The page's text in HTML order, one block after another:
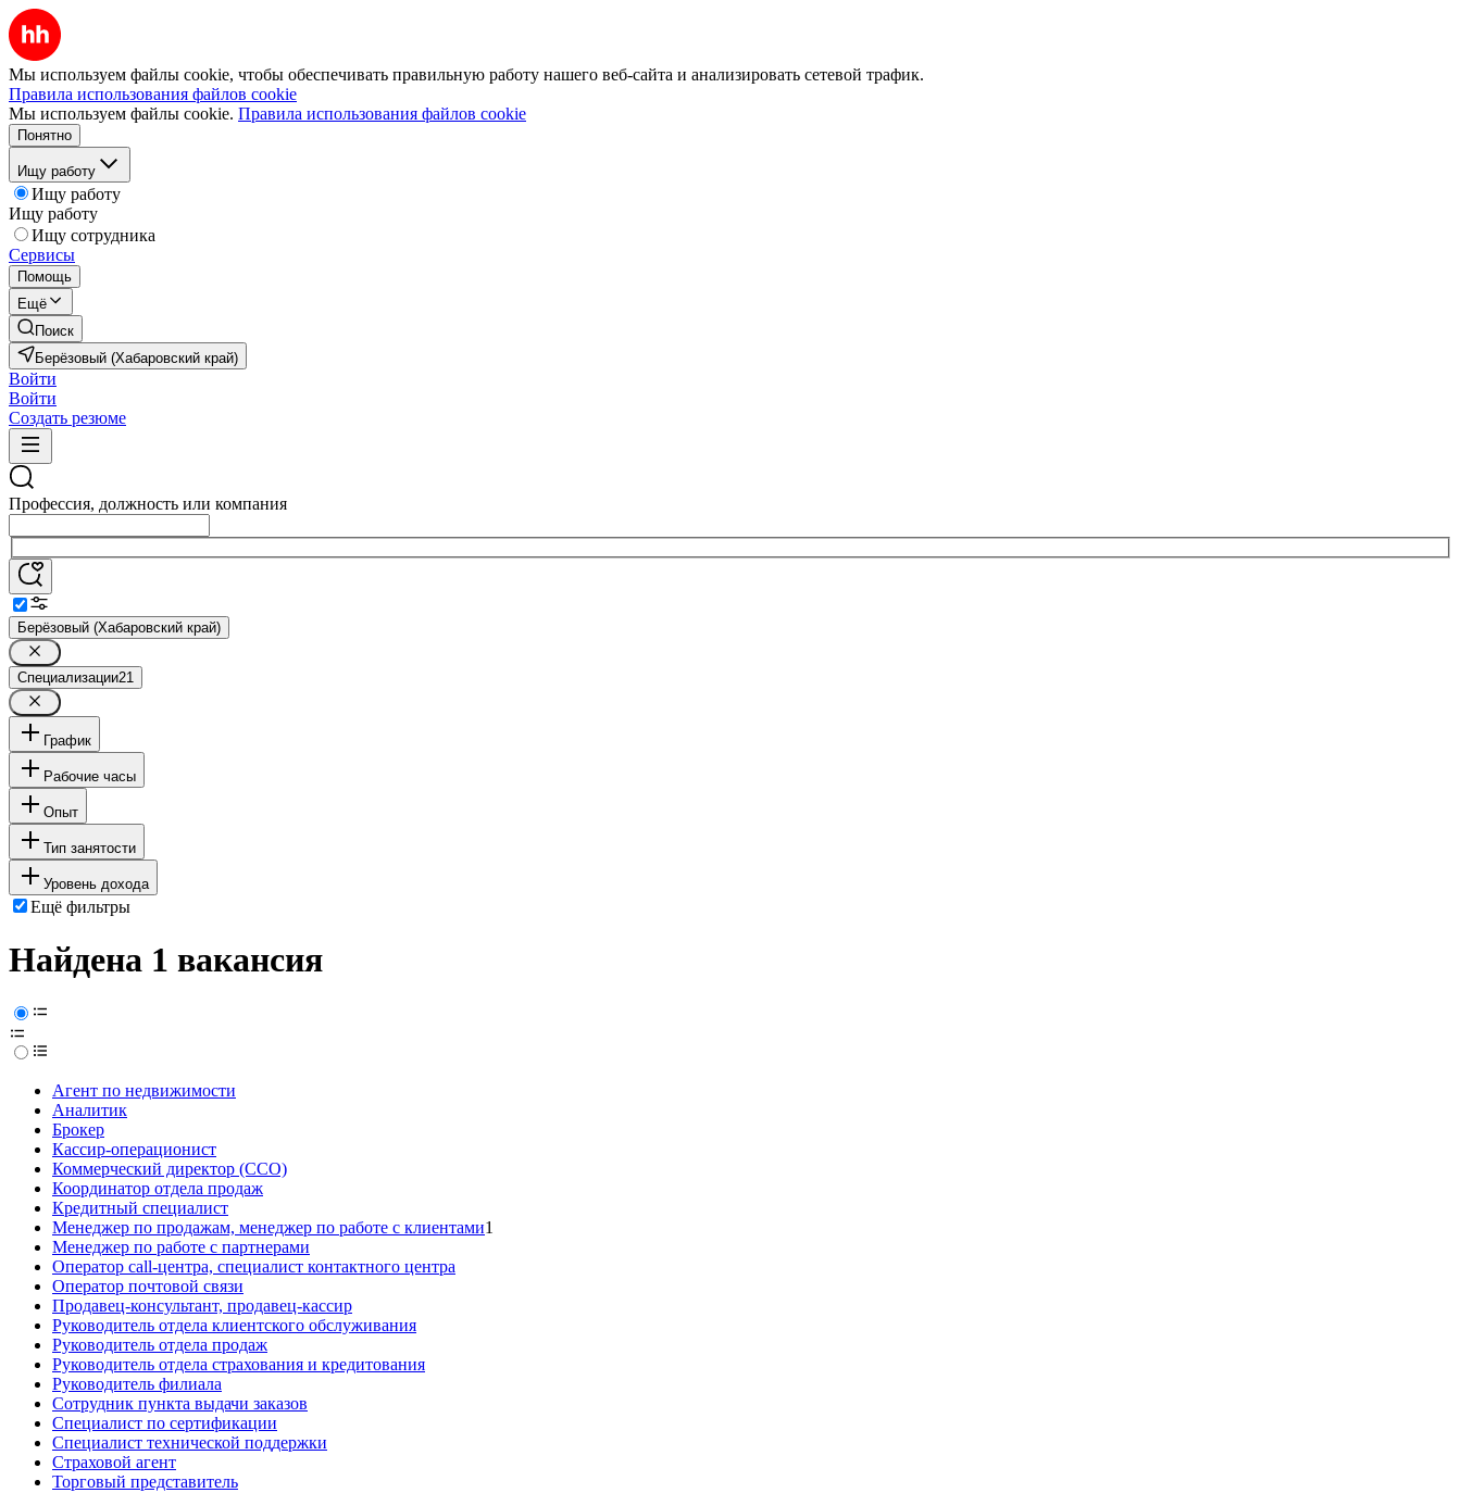
Мы используем файлы cookie, чтобы обеспечивать правильную работу нашего веб-сайта и анализировать сетевой трафик.
Правила использования файлов cookie
Мы используем файлы cookie. Правила использования файлов cookie
Понятно
Ищу работу
Ищу работу
Ищу работу
Ищу сотрудника
Сервисы
Помощь
Ещё
Поиск
Берёзовый (Хабаровский край)
Войти
Войти
Создать резюме
Профессия, должность или компания
Берёзовый (Хабаровский край)
Специализации21
График
Рабочие часы
Опыт
Тип занятости
Уровень дохода
Ещё фильтры
Найдена 1 вакансия
Агент по недвижимости
Аналитик
Брокер
Кассир-операционист
Коммерческий директор (CCO)
Координатор отдела продаж
Кредитный специалист
Менеджер по продажам, менеджер по работе с клиентами1
Менеджер по работе с партнерами
Оператор call-центра, специалист контактного центра
Оператор почтовой связи
Продавец-консультант, продавец-кассир
Руководитель отдела клиентского обслуживания
Руководитель отдела продаж
Руководитель отдела страхования и кредитования
Руководитель филиала
Сотрудник пункта выдачи заказов
Специалист по сертификации
Специалист технической поддержки
Страховой агент
Торговый представитель